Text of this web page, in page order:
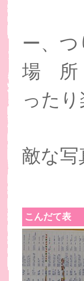
ク
ー、つ
場 所
った
写
敵な
こんだて表